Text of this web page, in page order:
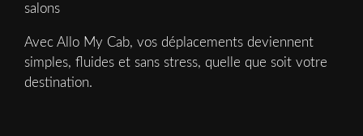
salons
Avec Allo My Cab, vos déplacements deviennent
simples, fluides et sans stress, quelle que soit votre
destination.